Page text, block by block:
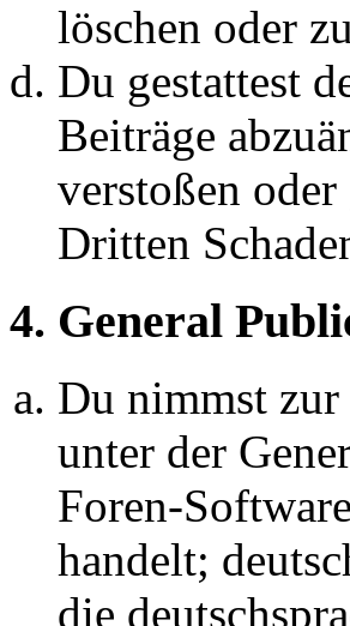
löschen oder
Du gestattest
Beiträge
verstoßen
Dritten
4. General
Du nimmst zur
unter der
Foren-
handelt;
die